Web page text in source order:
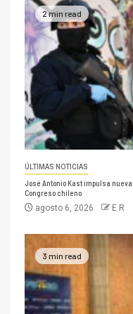
2 min read
ÚLTIMAS NOTICIAS
José Antonio Kast impulsa
Congreso chileno
agosto 6, 2026 E R
3 min read